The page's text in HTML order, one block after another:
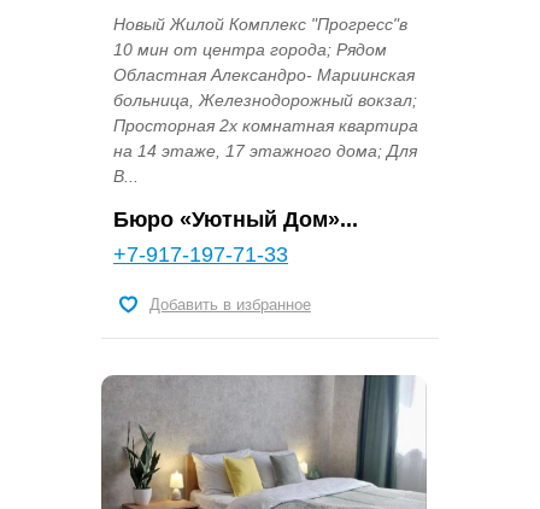
Новый Жилой Комплекс "Прогресс"в
10 мин от центра города; Рядом
Областная Александро- Мариинская
больница, Железнодорожный вокзал;
Просторная 2х комнатная квартира
на 14 этаже, 17 этажного дома; Для
В...
Бюро «Уютный Дом»...
+7-917-197-71-33
Добавить в избранное